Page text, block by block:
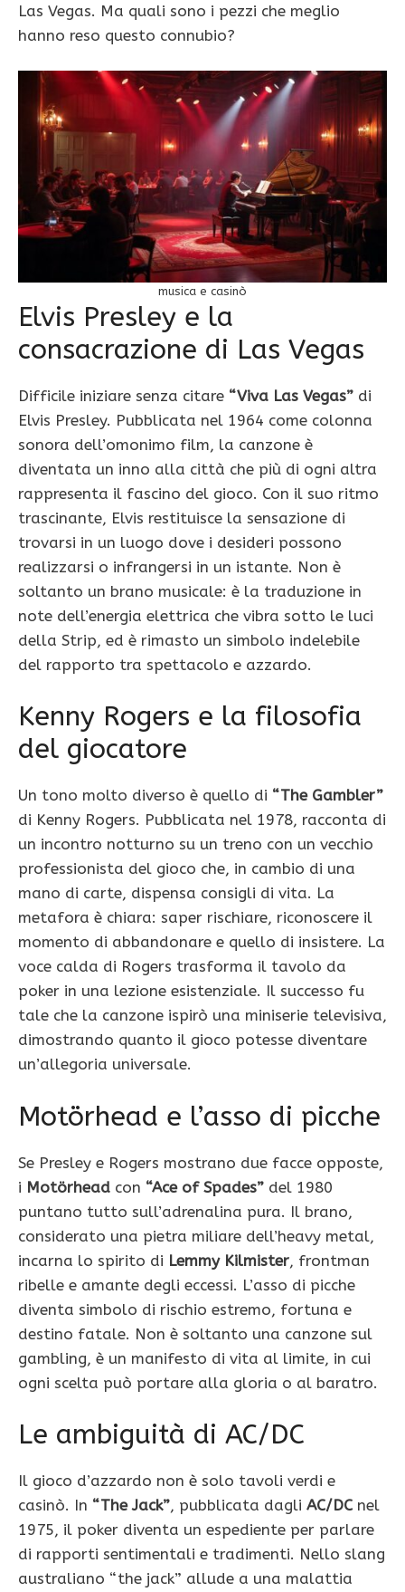
Las Vegas. Ma quali sono i pezzi che meglio
hanno reso questo connubio?
musica e casinò
Elvis Presley e la
consacrazione di Las Vegas
Difficile iniziare senza citare “Viva Las Vegas” di
Elvis Presley. Pubblicata nel 1964 come colonna
sonora dell’omonimo film, la canzone è
diventata un inno alla città che più di ogni altra
rappresenta il fascino del gioco. Con il suo ritmo
trascinante, Elvis restituisce la sensazione di
trovarsi in un luogo dove i desideri possono
realizzarsi o infrangersi in un istante. Non è
soltanto un brano musicale: è la traduzione in
note dell’energia elettrica che vibra sotto le luci
della Strip, ed è rimasto un simbolo indelebile
del rapporto tra spettacolo e azzardo.
Kenny Rogers e la filosofia
del giocatore
Un tono molto diverso è quello di “The Gambler”
di Kenny Rogers. Pubblicata nel 1978, racconta di
un incontro notturno su un treno con un vecchio
professionista del gioco che, in cambio di una
mano di carte, dispensa consigli di vita. La
metafora è chiara: saper rischiare, riconoscere il
momento di abbandonare e quello di insistere. La
voce calda di Rogers trasforma il tavolo da
poker in una lezione esistenziale. Il successo fu
tale che la canzone ispirò una miniserie televisiva,
dimostrando quanto il gioco potesse diventare
un’allegoria universale.
Motörhead e l’asso di picche
Se Presley e Rogers mostrano due facce opposte,
i Motörhead con “Ace of Spades” del 1980
puntano tutto sull’adrenalina pura. Il brano,
considerato una pietra miliare dell’heavy metal,
incarna lo spirito di Lemmy Kilmister, frontman
ribelle e amante degli eccessi. L’asso di picche
diventa simbolo di rischio estremo, fortuna e
destino fatale. Non è soltanto una canzone sul
gambling, è un manifesto di vita al limite, in cui
ogni scelta può portare alla gloria o al baratro.
Le ambiguità di AC/DC
Il gioco d’azzardo non è solo tavoli verdi e
casinò. In “The Jack”, pubblicata dagli AC/DC nel
1975, il poker diventa un espediente per parlare
di rapporti sentimentali e tradimenti. Nello slang
australiano “the jack” allude a una malattia